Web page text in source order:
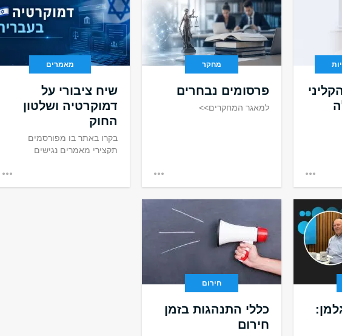
החדש לשנת תשפ"ז
מחקר
פרסומים נבחרים
למאגר המחקרים>>
מאמרים
שיח ציבורי על
דמוקרטיה ושלטון
החוק
בקרו באתר בו מפורסמים
תקצירי מאמרים נגישים
חירום
כללי התנהגות בזמן
חירום